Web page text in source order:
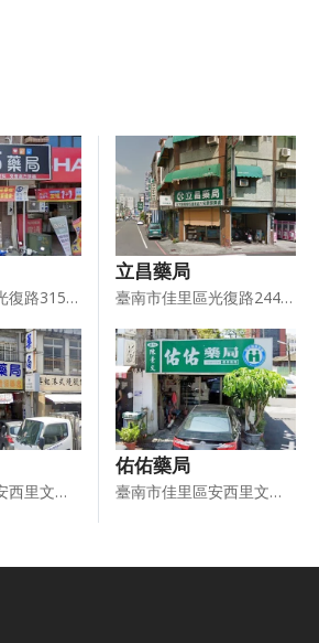
臺南市佳里區光復路315號1樓
立昌藥局
臺南市佳里區光復路244號1樓
臺南市佳里區安西里文化路259號
佑佑藥局
臺南市佳里區安西里文化路248號